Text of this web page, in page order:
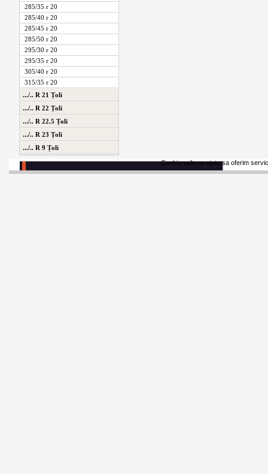
285/35 r 20
285/40 r 20
285/45 r 20
285/50 r 20
295/30 r 20
295/35 r 20
305/40 r 20
315/35 r 20
.../.. R 21 Țoli
.../.. R 22 Țoli
.../.. R 22.5 Țoli
.../.. R 23 Țoli
.../.. R 9 Țoli
Cookie-urile ne ajuta sa oferim